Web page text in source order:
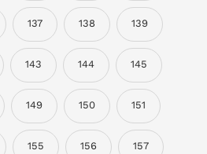
137 138 139
143 144 145
149 150 151
155 156 157